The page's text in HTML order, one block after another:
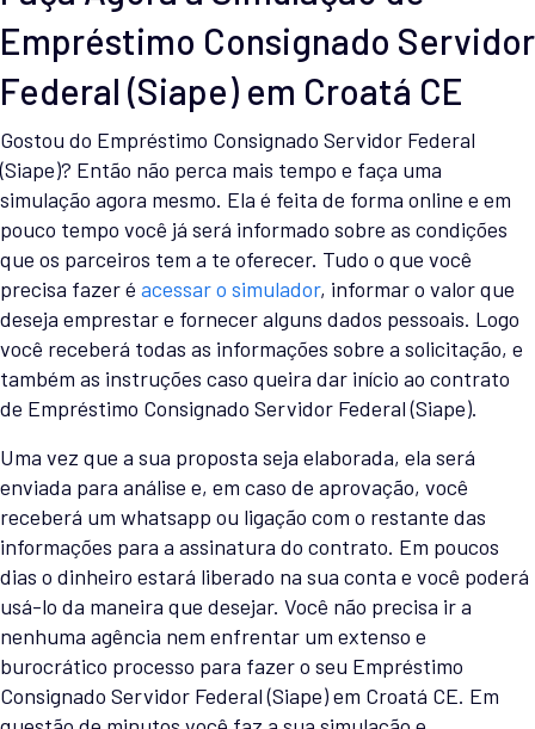
Empréstimo Consignado Servidor
Federal (Siape) em Croatá CE
Gostou do Empréstimo Consignado Servidor Federal
(Siape)? Então não perca mais tempo e faça uma
simulação agora mesmo. Ela é feita de forma online e em
pouco tempo você já será informado sobre as condições
que os parceiros tem a te oferecer. Tudo o que você
precisa fazer é acessar o simulador, informar o valor que
deseja emprestar e fornecer alguns dados pessoais. Logo
você receberá todas as informações sobre a solicitação, e
também as instruções caso queira dar início ao contrato
de Empréstimo Consignado Servidor Federal (Siape).
Uma vez que a sua proposta seja elaborada, ela será
enviada para análise e, em caso de aprovação, você
receberá um whatsapp ou ligação com o restante das
informações para a assinatura do contrato. Em poucos
dias o dinheiro estará liberado na sua conta e você poderá
usá-lo da maneira que desejar. Você não precisa ir a
nenhuma agência nem enfrentar um extenso e
burocrático processo para fazer o seu Empréstimo
Consignado Servidor Federal (Siape) em Croatá CE. Em